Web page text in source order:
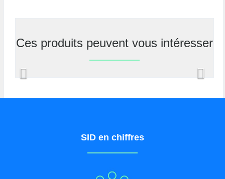
Ces produits peuvent vous intéresser
Previous
SID en chiffres